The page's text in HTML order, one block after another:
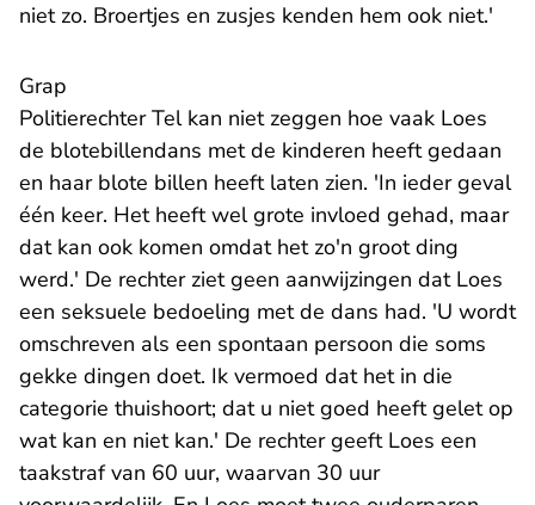
niet zo. Broertjes en zusjes kenden hem ook niet.'
Grap
Politierechter Tel kan niet zeggen hoe vaak Loes
de blotebillendans met de kinderen heeft gedaan
en haar blote billen heeft laten zien. 'In ieder geval
één keer. Het heeft wel grote invloed gehad, maar
dat kan ook komen omdat het zo'n groot ding
werd.' De rechter ziet geen aanwijzingen dat Loes
een seksuele bedoeling met de dans had. 'U wordt
omschreven als een spontaan persoon die soms
gekke dingen doet. Ik vermoed dat het in die
categorie thuishoort; dat u niet goed heeft gelet op
wat kan en niet kan.' De rechter geeft Loes een
taakstraf van 60 uur, waarvan 30 uur